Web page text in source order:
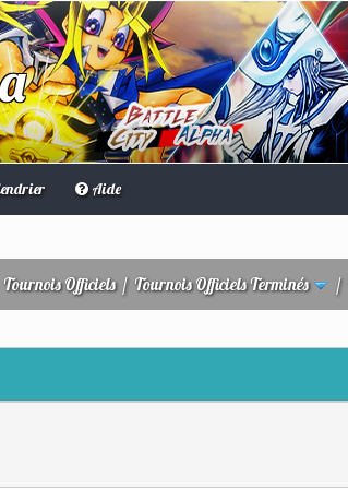
Aide
Tournois Officiels/ Tournois Officiels Terminés /